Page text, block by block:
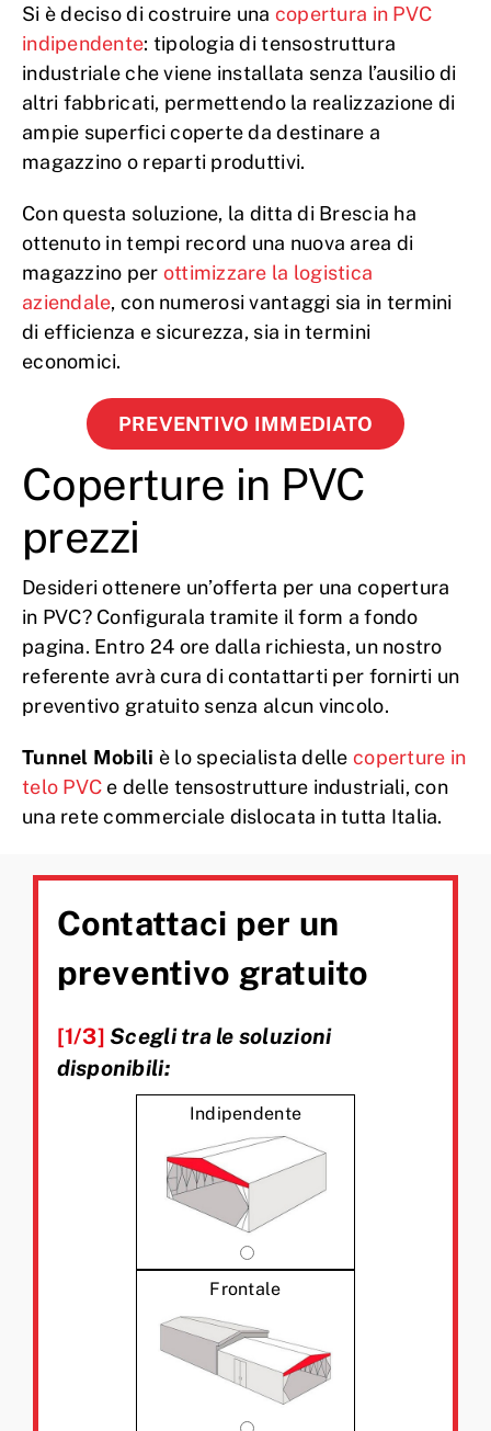
Si è deciso di costruire una copertura in PVC
indipendente: tipologia di tensostruttura
industriale che viene installata senza l’ausilio di
altri fabbricati, permettendo la realizzazione di
ampie superfici coperte da destinare a
magazzino o reparti produttivi.
Con questa soluzione, la ditta di Brescia ha
ottenuto in tempi record una nuova area di
magazzino per ottimizzare la logistica
aziendale, con numerosi vantaggi sia in termini
di efficienza e sicurezza, sia in termini
economici.
PREVENTIVO IMMEDIATO
Coperture in PVC
prezzi
Desideri ottenere un’offerta per una copertura
in PVC? Configurala tramite il form a fondo
pagina. Entro 24 ore dalla richiesta, un nostro
referente avrà cura di contattarti per fornirti un
preventivo gratuito senza alcun vincolo.
Tunnel Mobili è lo specialista delle coperture in
telo PVC e delle tensostrutture industriali, con
una rete commerciale dislocata in tutta Italia.
Contattaci per un
preventivo gratuito
[1/3] Scegli tra le soluzioni
disponibili:
Indipendente
Frontale